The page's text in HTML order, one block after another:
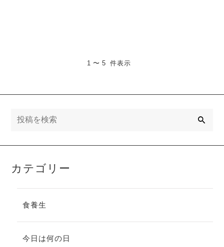
1 〜 5 件表示
カテゴリー
食養生
今日は何の日